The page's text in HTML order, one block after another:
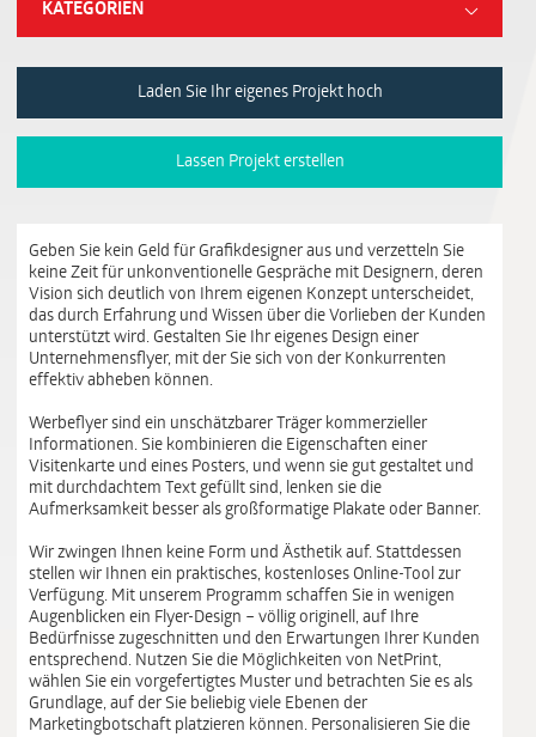
KATEGORIEN
Laden Sie Ihr eigenes Projekt hoch
Lassen Projekt erstellen
Geben Sie kein Geld für Grafikdesigner aus und verzetteln Sie
keine Zeit für unkonventionelle Gespräche mit Designern, deren
Vision sich deutlich von Ihrem eigenen Konzept unterscheidet,
das durch Erfahrung und Wissen über die Vorlieben der Kunden
unterstützt wird. Gestalten Sie Ihr eigenes Design einer
Unternehmensflyer, mit der Sie sich von der Konkurrenten
effektiv abheben können.
Werbeflyer sind ein unschätzbarer Träger kommerzieller
Informationen. Sie kombinieren die Eigenschaften einer
Visitenkarte und eines Posters, und wenn sie gut gestaltet und
mit durchdachtem Text gefüllt sind, lenken sie die
Aufmerksamkeit besser als großformatige Plakate oder Banner.
Wir zwingen Ihnen keine Form und Ästhetik auf. Stattdessen
stellen wir Ihnen ein praktisches, kostenloses Online-Tool zur
Verfügung. Mit unserem Programm schaffen Sie in wenigen
Augenblicken ein Flyer-Design – völlig originell, auf Ihre
Bedürfnisse zugeschnitten und den Erwartungen Ihrer Kunden
entsprechend. Nutzen Sie die Möglichkeiten von NetPrint,
wählen Sie ein vorgefertigtes Muster und betrachten Sie es als
Grundlage, auf der Sie beliebig viele Ebenen der
Marketingbotschaft platzieren können. Personalisieren Sie die